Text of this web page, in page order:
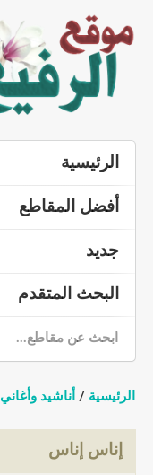
الرئيسية
أفضل المقاطع
جديد
البحث المتقدم
الرئيسية / أناشيد وأغاني
إناس إناس